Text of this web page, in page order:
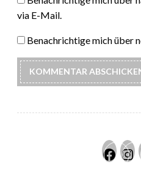
via E-Mail.
Benachrichtige mich über